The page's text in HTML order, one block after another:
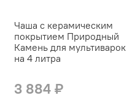
Чаша с керамическим
покрытием Природный
Камень для мультиварок
на 4 литра
3 884 ₽